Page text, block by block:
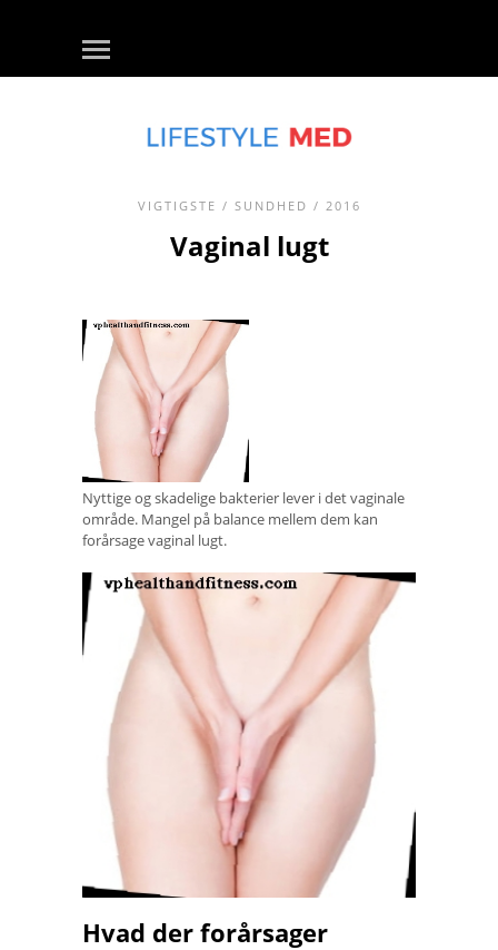
VIGTIGSTE / SUNDHED / 2016
Vaginal lugt
Nyttige og skadelige bakterier lever i det vaginale
område. Mangel på balance mellem dem kan
forårsage vaginal lugt.
Hvad der forårsager